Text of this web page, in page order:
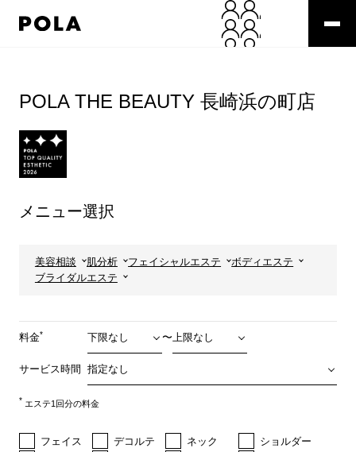
POLA THE BEAUTY 長崎浜の町店
メニュー選択
美容相談 肌分析 フェイシャルエステ
ボディエステ
ブライダルエステ
料金* 〜
サービス時間
* エステ1回分の料金
フェイス デコルテ ネック
ショルダー